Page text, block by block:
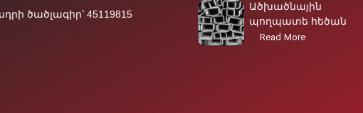
ծածլագիր՝ 45119815
Ածխածնային
պողպատե հեծան
Read More